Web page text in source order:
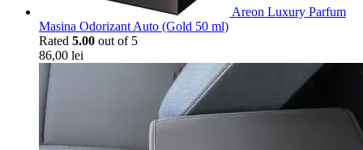
Areon Luxury Parfum
Masina Odorizant Auto (Gold 50 ml)
Rated 5.00 out of 5
86,00 lei